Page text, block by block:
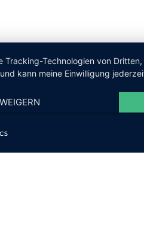
Tracking-Technologien von
kann meine Einwilligung